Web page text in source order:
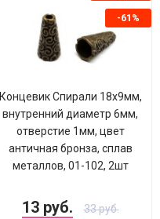
-61%
Концевик Спирали 18х9мм,
внутренний диаметр 6мм,
отверстие 1мм, цвет
античная бронза, сплав
металлов, 01-102, 2шт
13 руб. 33 руб.